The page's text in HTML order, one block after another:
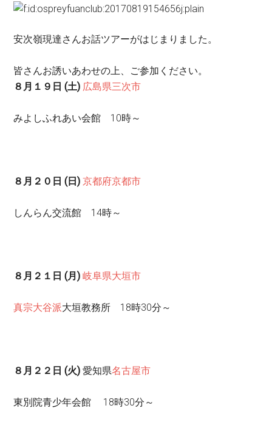
安次嶺現達さんお話ツアーがはじまりました。
皆さんお誘いあわせの上、ご参加ください。
８月１９日 (土) 広島県三次市
みよしふれあい会館 10時～
８月２０日 (日)京都府京都市
しんらん交流館 14時～
８月２１日 (月)岐阜県大垣市
真宗大谷派大垣教務所 18時30分～
８月２２日 (火)愛知県名古屋市
東別院青少年会館 18時30分～